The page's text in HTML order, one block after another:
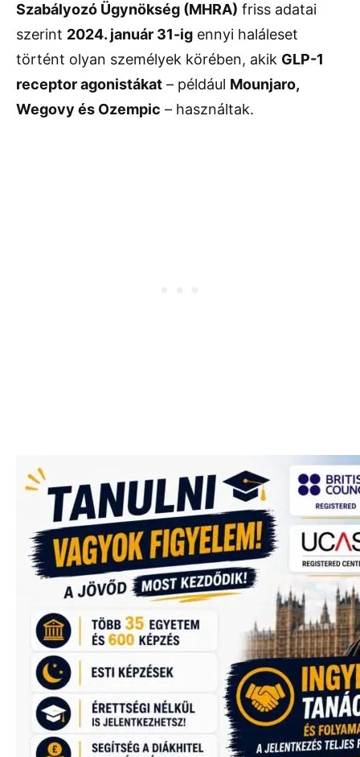
Szabályozó Ügynökség (MHRA) friss adatai
szerint 2024. január 31-ig ennyi haláleset
történt olyan személyek körében, akik GLP-1
receptor agonistákat – például Mounjaro,
Wegovy és Ozempic – használtak.